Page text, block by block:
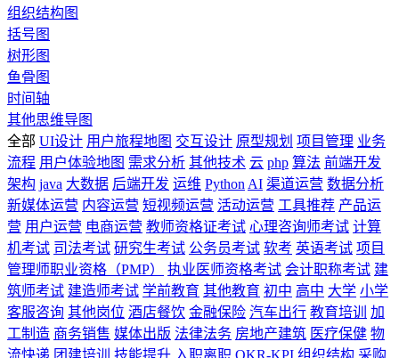
组织结构图
括号图
树形图
鱼骨图
时间轴
其他思维导图
全部 UI设计 用户旅程地图 交互设计 原型规划 项目管理 业务
流程 用户体验地图 需求分析 其他技术 云 php 算法 前端开发
架构 java 大数据 后端开发 运维 Python AI 渠道运营 数据分析
新媒体运营 内容运营 短视频运营 活动运营 工具推荐 产品运
营 用户运营 电商运营 教师资格证考试 心理咨询师考试 计算
机考试 司法考试 研究生考试 公务员考试 软考 英语考试 项目
管理师职业资格（PMP）
执业医师资格考试 会计职称考试 建
筑师考试 建造师考试 学前教育 其他教育 初中 高中 大学 小学
客服咨询 其他岗位 酒店餐饮 金融保险 汽车出行 教育培训
加
工制造 商务销售 媒体出版 法律法务 房地产建筑 医疗保健 物
流快递 团建培训 技能提升 入职离职 OKR-KPI 组织结构 采购